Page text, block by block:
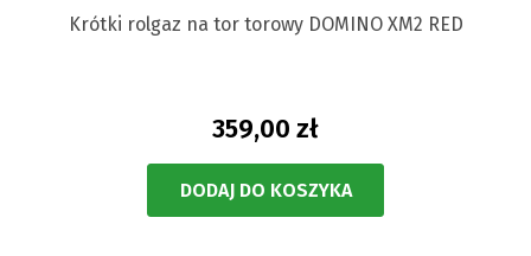
Krótki rolgaz na tor torowy DOMINO XM2 RED
359,00 zł
DODAJ DO KOSZYKA